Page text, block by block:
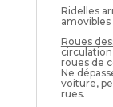
Ridelles
Roues
roues de
Ne
voiture,
rues.